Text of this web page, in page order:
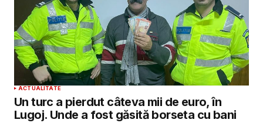
ACTUALITATE
Un turc a pierdut câteva mii de euro, în
Lugoj. Unde a fost găsită borseta cu bani